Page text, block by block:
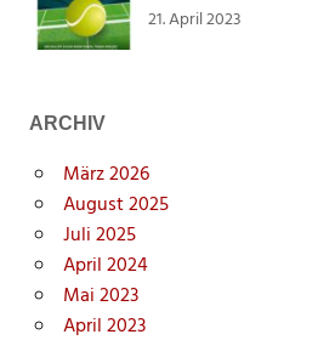
21. April 2023
ARCHIV
März 2026
August 2025
Juli 2025
April 2024
Mai 2023
April 2023